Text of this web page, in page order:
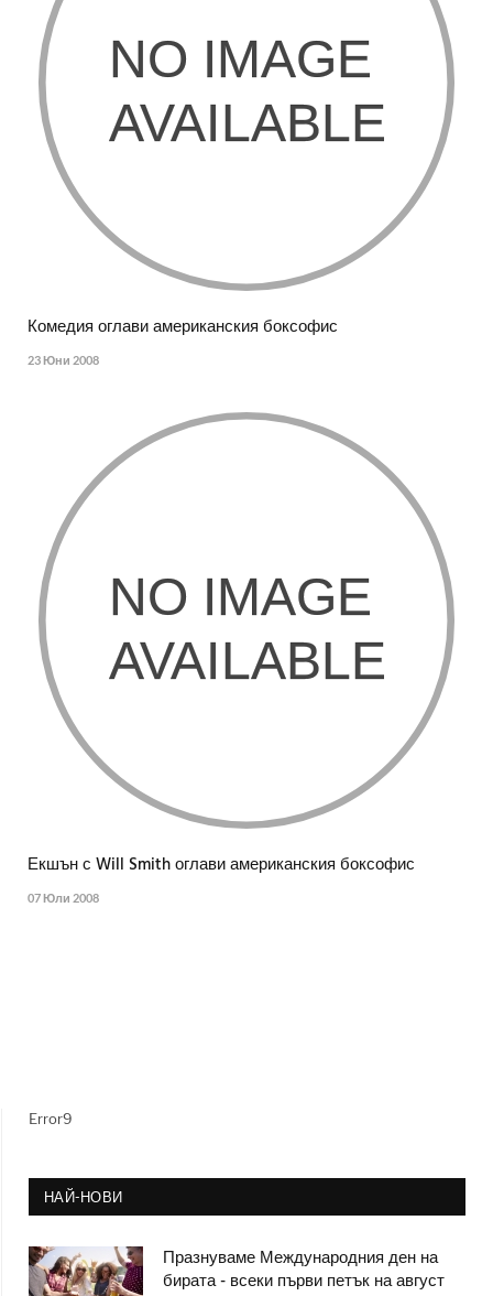
Комедия оглави американския боксофис
23 Юни 2008
Екшън с Will Smith оглави американския боксофис
07 Юли 2008
Error9
НАЙ-НОВИ
Празнуваме Международния ден на
бирата - всеки първи петък на август